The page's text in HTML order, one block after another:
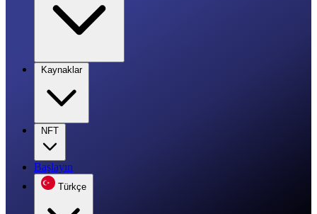
Kaynaklar
NFT
Başlayın
Türkçe